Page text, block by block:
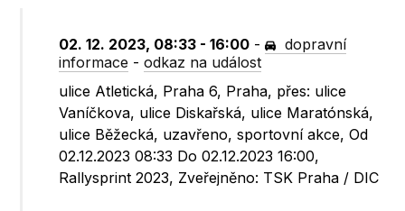
02. 12. 2023, 08:33 - 16:00 -
dopravní
informace -odkaz na událost
ulice Atletická, Praha 6, Praha, přes: ulice
Vaníčkova, ulice Diskařská, ulice Maratónská,
ulice Běžecká, uzavřeno, sportovní akce, Od
02.12.2023 08:33 Do 02.12.2023 16:00,
Rallysprint 2023, Zveřejněno: TSK Praha / DIC